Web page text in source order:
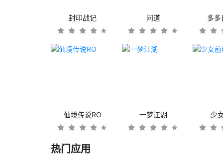
封印战记 问道 多多
仙境传说RO 一梦江湖 少
热门应用